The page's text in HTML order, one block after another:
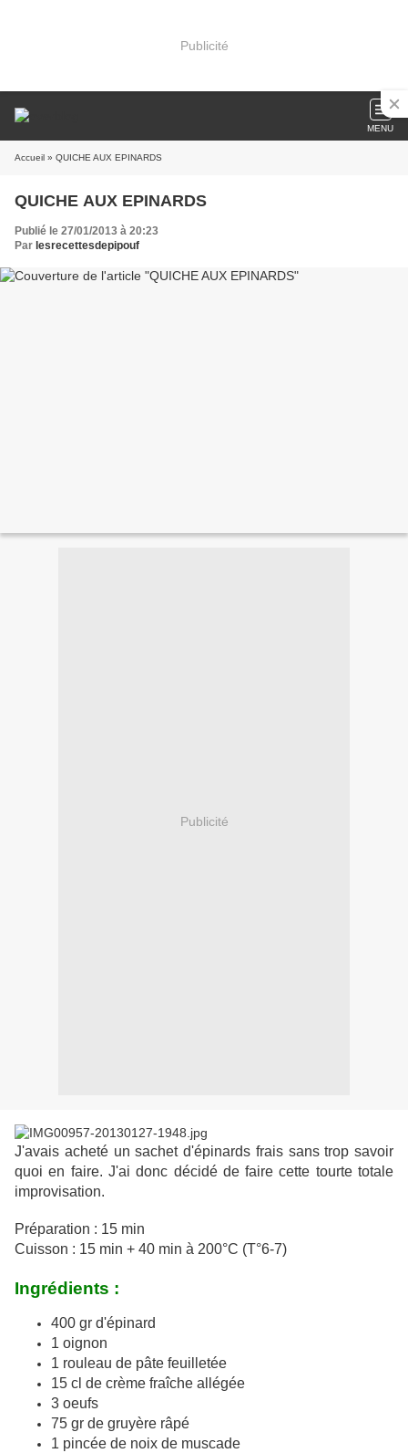
Publicité
MENU
Accueil » QUICHE AUX EPINARDS
QUICHE AUX EPINARDS
Publié le 27/01/2013 à 20:23
Par lesrecettesdepipouf
Publicité
J'avais acheté un sachet d'épinards frais sans trop savoir
quoi en faire. J'ai donc décidé de faire cette tourte totale
improvisation.
Préparation : 15 min
Cuisson : 15 min + 40 min à 200°C (T°6-7)
Ingrédients :
400 gr d'épinard
1 oignon
1 rouleau de pâte feuilletée
15 cl de crème fraîche allégée
3 oeufs
75 gr de gruyère râpé
1 pincée de noix de muscade